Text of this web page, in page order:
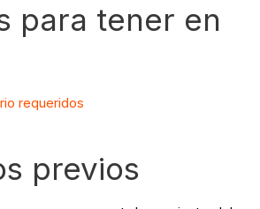
para tener en
requeridos
previos